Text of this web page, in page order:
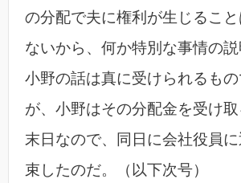
の分配で夫に権利が生じるこ
ないから、何か特別な事情の
小野の話は真に受けられるも
が、小野はその分配金を受け取
末日なので、同日に会社役員
束したのだ。（以下次号）